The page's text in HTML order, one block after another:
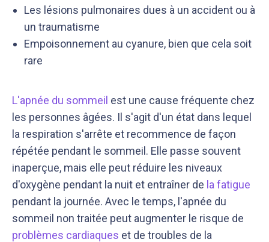
Les lésions pulmonaires dues à un accident ou à
un traumatisme
Empoisonnement au cyanure, bien que cela soit
rare
L'apnée du sommeil est une cause fréquente chez
les personnes âgées. Il s'agit d'un état dans lequel
la respiration s'arrête et recommence de façon
répétée pendant le sommeil. Elle passe souvent
inaperçue, mais elle peut réduire les niveaux
d'oxygène pendant la nuit et entraîner de la fatigue
pendant la journée. Avec le temps, l'apnée du
sommeil non traitée peut augmenter le risque de
problèmes cardiaques et de troubles de la